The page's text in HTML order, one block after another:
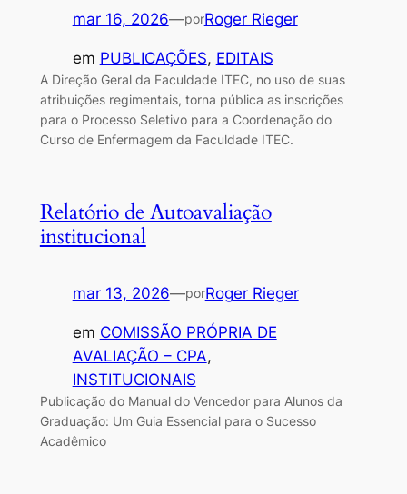
mar 16, 2026—porRoger Rieger
em PUBLICAÇÕES, EDITAIS
A Direção Geral da Faculdade ITEC, no uso de suas
atribuições regimentais, torna pública as inscrições
para o Processo Seletivo para a Coordenação do
Curso de Enfermagem da Faculdade ITEC.
Relatório de Autoavaliação
institucional
mar 13, 2026—porRoger Rieger
em COMISSÃO PRÓPRIA DE
AVALIAÇÃO – CPA
INSTITUCIONAIS
Publicação do Manual do Vencedor para Alunos da
Graduação: Um Guia Essencial para o Sucesso
Acadêmico